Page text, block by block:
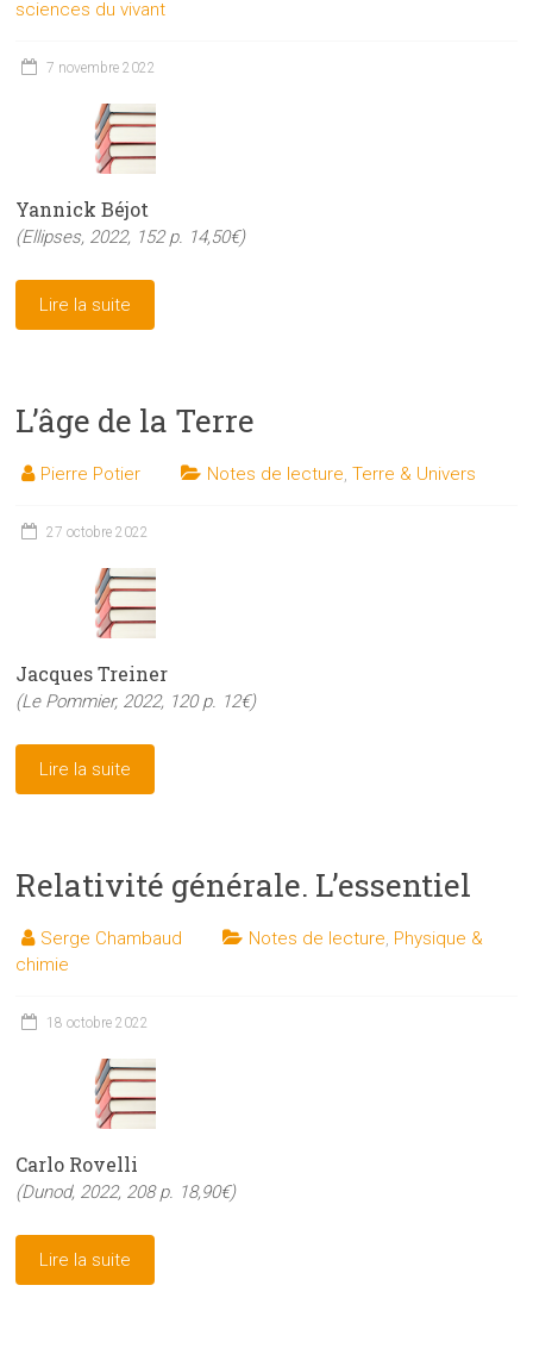
sciences du vivant
7 novembre 2022
Yannick Béjot
(Ellipses, 2022, 152 p. 14,50€)
Lire la suite
L’âge de la Terre
Pierre Potier Notes de lecture,Terre & Univers
27 octobre 2022
Jacques Treiner
(Le Pommier, 2022, 120 p. 12€)
Lire la suite
Relativité générale. L’essentiel
Serge Chambaud Notes de lecture, Physique &
chimie
18 octobre 2022
Carlo Rovelli
(Dunod, 2022, 208 p. 18,90€)
Lire la suite